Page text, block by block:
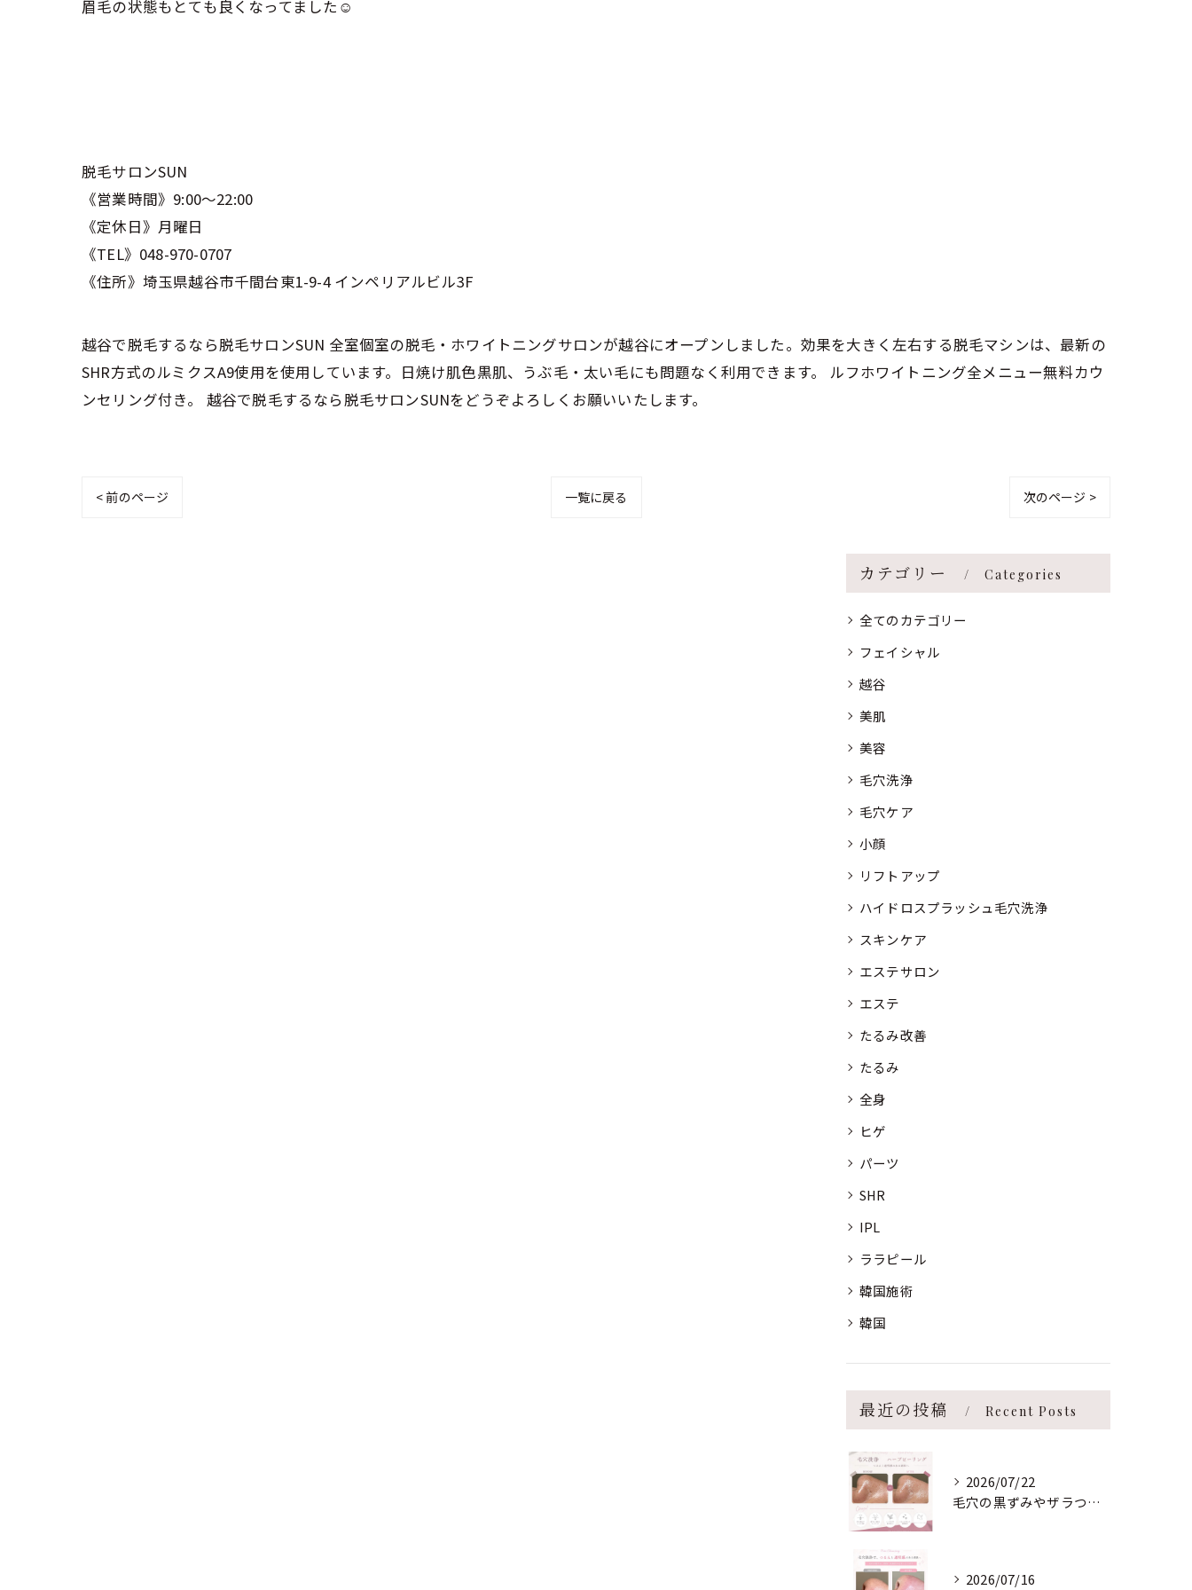
眉毛の状態もとても良くなってました☺️
脱毛サロンSUN
《営業時間》9:00〜22:00
《定休日》月曜日
《TEL》048-970-0707
《住所》埼玉県越谷市千間台東1-9-4 インペリアルビル3F
越谷で脱毛するなら脱毛サロンSUN 全室個室の脱毛・ホワイトニングサロンが越谷にオープンしました。効果を大きく左右する脱毛マシンは、最新の
SHR方式のルミクスA9使用を使用しています。日焼け肌色黒肌、うぶ毛・太い毛にも問題なく利用できます。 ルフホワイトニング全メニュー無料カウ
ンセリング付き。 越谷で脱毛するなら脱毛サロンSUNをどうぞよろしくお願いいたします。
< 前のページ 一覧に戻る 次のページ >
カテゴリー Categories
全てのカテゴリー
フェイシャル
越谷
美肌
美容
毛穴洗浄
毛穴ケア
小顔
リフトアップ
ハイドロスプラッシュ毛穴洗浄
スキンケア
エステサロン
エステ
たるみ改善
たるみ
全身
ヒゲ
パーツ
SHR
IPL
ララピール
韓国施術
韓国
最近の投稿 Recent Posts
2026/07/22
毛穴の黒ずみやザラつき、繰り返す肌荒れでお悩みの方へ。
2026/07/16